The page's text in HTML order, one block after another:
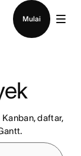
Mulai
daftar,